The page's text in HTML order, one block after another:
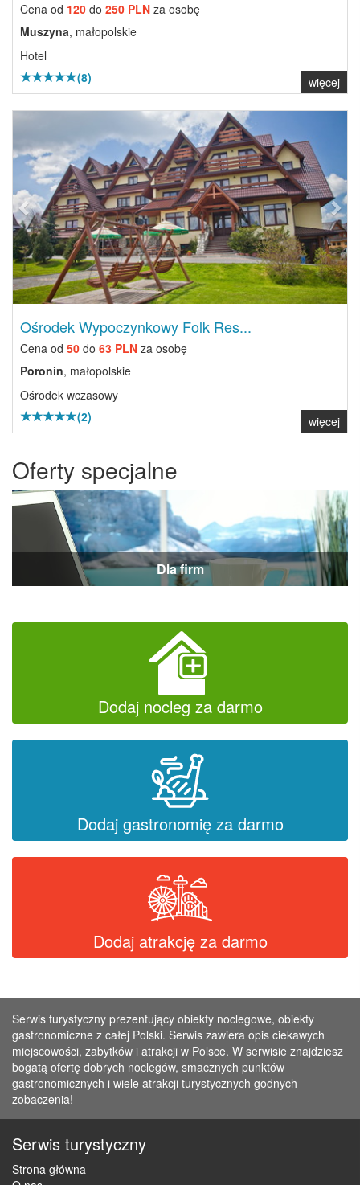
Cena od 120 do 250 PLN za osobę
Muszyna, małopolskie
Hotel
(8)
więcej
Ośrodek Wypoczynkowy Folk Res...
Cena od 50 do 63 PLN za osobę
Poronin, małopolskie
Ośrodek wczasowy
(2)
więcej
Oferty specjalne
Dla firm
Dodaj nocleg za darmo
Dodaj gastronomię za darmo
Dodaj atrakcję za darmo
Serwis turystyczny prezentujący obiekty noclegowe, obiekty
gastronomiczne z całej Polski. Serwis zawiera opis ciekawych
miejscowości, zabytków i atrakcji w Polsce. W serwisie znajdziesz
bogatą ofertę dobrych noclegów, smacznych punktów
gastronomicznych i wiele atrakcji turystycznych godnych
zobaczenia!
Serwis turystyczny
Strona główna